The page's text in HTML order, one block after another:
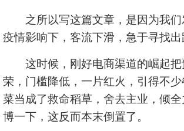
之所以写这篇文章，是因为我们
疫情影响下，客流下滑，急于寻找出
这时候，刚好电商渠道的崛起把
荣，门槛降低，一片红火，引得不少
菜当成了救命稻草，舍去主业，倾全
博一下，这反而本末倒置了。